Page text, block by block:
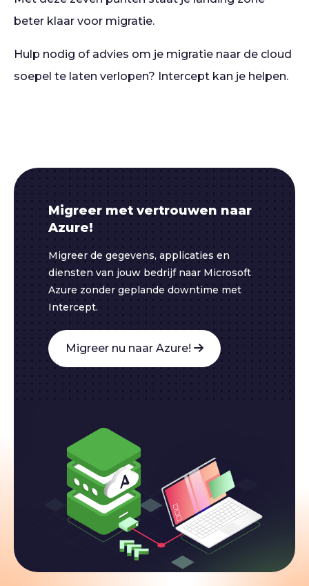
beter klaar voor migratie.
Hulp nodig of advies om je migratie naar de cloud
soepel te laten verlopen? Intercept kan je helpen.
Migreer met vertrouwen naar
Azure!
Migreer de gegevens, applicaties en
diensten van jouw bedrijf naar Microsoft
Azure zonder geplande downtime met
Intercept.
Migreer nu naar Azure!